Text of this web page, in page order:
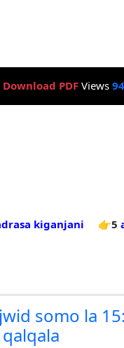
Download PDF Views
kiganjani 👉5
somo la
qalqala